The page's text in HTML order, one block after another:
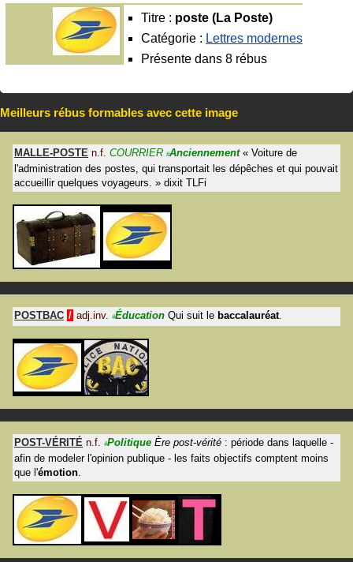
Titre : poste (La Poste)
Catégorie : Lettres modernes
Présente dans 8 rébus
Meilleurs rébus formables avec cette image
MALLE-POSTE n.f. COURRIER #Anciennement « Voiture de
l'administration des postes, qui transportait les dépêches et qui pouvait
accueillir quelques voyageurs. » dixit TLFi
POSTBAC / adj.inv. #Éducation Qui suit le baccalauréat.
POST-VÉRITÉ n.f. #Politique Ère post-vérité : période dans laquelle -
afin de modeler l'opinion publique - les faits objectifs comptent moins
que l'émotion.